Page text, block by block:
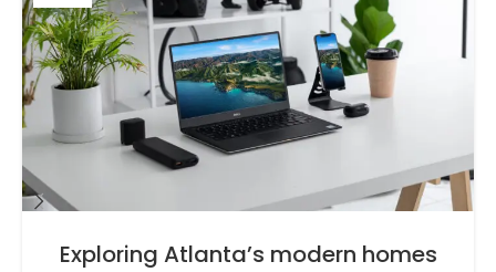
Exploring Atlanta’s modern homes